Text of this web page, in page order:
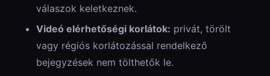
válaszok keletkeznek.
Videó elérhetőségi korlátok: privát, törölt
vagy régiós korlátozással rendelkező
bejegyzések nem tölthetők le.